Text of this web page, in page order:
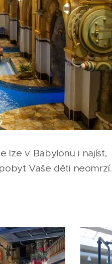
lze v Babylonu i najíst,
Vaše děti neomrzí.